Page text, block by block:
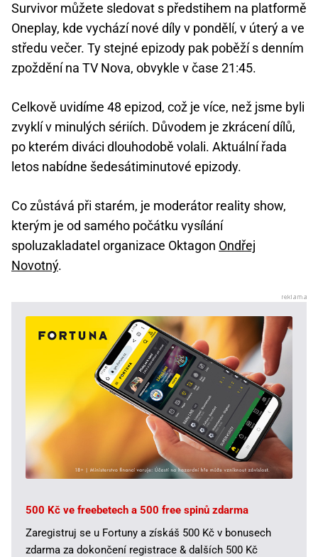
Survivor můžete sledovat s předstihem na platformě
Oneplay, kde vychází nové díly v pondělí, v úterý a ve
středu večer. Ty stejné epizody pak poběží s denním
zpoždění na TV Nova, obvykle v čase 21:45.
Celkově uvidíme 48 epizod, což je více, než jsme byli
zvyklí v minulých sériích. Důvodem je zkrácení dílů,
po kterém diváci dlouhodobě volali. Aktuální řada
letos nabídne šedesátiminutové epizody.
Co zůstává při starém, je moderátor reality show,
kterým je od samého počátku vysílání
spoluzakladatel organizace Oktagon Ondřej
Novotný.
500 Kč ve freebetech a 500 free spinů zdarma
Zaregistruj se u Fortuny a získáš 500 Kč v bonusech
zdarma za dokončení registrace & dalších 500 Kč